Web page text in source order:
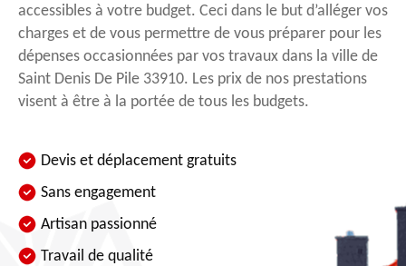
accessibles à votre budget. Ceci dans le but d’alléger vos
charges et de vous permettre de vous préparer pour les
dépenses occasionnées par vos travaux dans la ville de
Saint Denis De Pile 33910. Les prix de nos prestations
visent à être à la portée de tous les budgets.
Devis et déplacement gratuits
Sans engagement
Artisan passionné
Travail de qualité